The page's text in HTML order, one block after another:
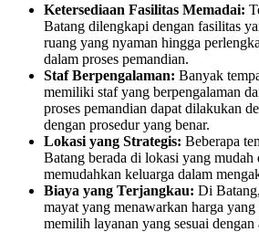
Ketersediaan Fasilitas Memadai:
Batang dilengkapi dengan fasilitas
ruang yang nyaman hingga
dalam proses pemandian.
Staf Berpengalaman: Banyak
memiliki staf yang berpengalaman
proses pemandian dapat dilakukan
dengan prosedur yang benar.
Lokasi yang Strategis: Beberapa
Batang berada di lokasi yang mudah
memudahkan keluarga dalam
Biaya yang Terjangkau: Di
mayat yang menawarkan harga
memilih layanan yang sesuai